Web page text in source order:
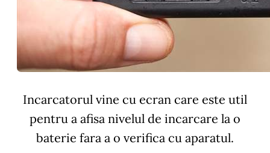
Incarcatorul vine cu ecran care este util
pentru a afisa nivelul de incarcare la o
baterie fara a o verifica cu aparatul.